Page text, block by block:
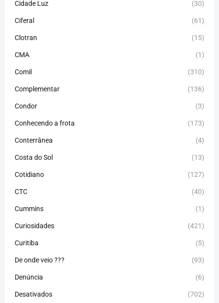
Cidade Luz (30)
Ciferal (61)
Clotran (15)
CMA (1)
Comil (310)
Complementar (136)
Condor (3)
Conhecendo a frota (173)
Conterrânea (4)
Costa do Sol (13)
Cotidiano (127)
CTC (40)
Cummins (1)
Curiosidades (421)
Curitiba (5)
De onde veio ??? (93)
Denúncia (6)
Desativados (702)